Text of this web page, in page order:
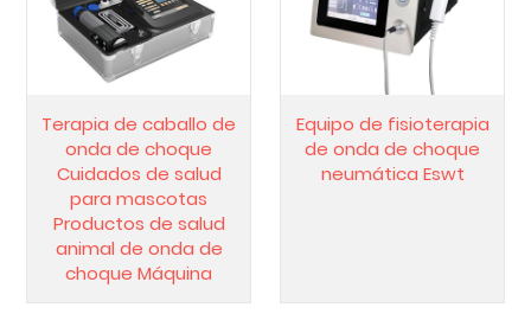
Terapia de caballo de
onda de choque
Cuidados de salud
para mascotas
Productos de salud
animal de onda de
choque Máquina
Equipo de fisioterapia
de onda de choque
neumática Eswt